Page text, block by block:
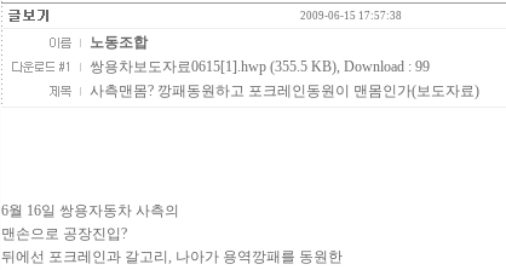
2009-06-15 17:57:38
노동조합
쌍용차보도자료0615[1].hwp (355.5 KB) , Download : 99
사측맨몸? 깡패동원하고 포크레인동원이 맨몸인가(보도자료)
6월 16일 쌍용자동차 사측의
맨손으로 공장진입?
뒤에선 포크레인과 갈고리, 나아가 용역깡패를 동원한